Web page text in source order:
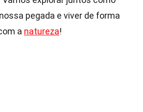
pegada e viver de forma
a natureza!